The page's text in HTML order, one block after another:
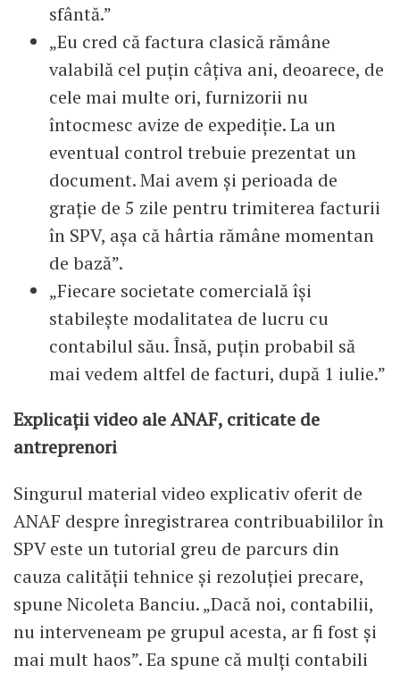
sfântă.”
„Eu cred că factura clasică rămâne
valabilă cel puțin câțiva ani, deoarece, de
cele mai multe ori, furnizorii nu
întocmesc avize de expediție. La un
eventual control trebuie prezentat un
document. Mai avem și perioada de
grație de 5 zile pentru trimiterea facturii
în SPV, așa că hârtia rămâne momentan
de bază”.
„Fiecare societate comercială își
stabilește modalitatea de lucru cu
contabilul său. Însă, puțin probabil să
mai vedem altfel de facturi, după 1 iulie.”
Explicații video ale ANAF, criticate de
antreprenori
Singurul material video explicativ oferit de
ANAF despre înregistrarea contribuabililor în
SPV este un tutorial greu de parcurs din
cauza calității tehnice și rezoluției precare,
spune Nicoleta Banciu. „Dacă noi, contabilii,
nu interveneam pe grupul acesta, ar fi fost și
mai mult haos”. Ea spune că mulți contabili